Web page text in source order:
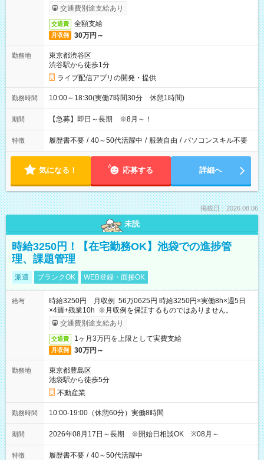
交通費別途支給あり
交通費 全額支給
月収例 30万円～
勤務地
東京都渋谷区
渋谷駅から徒歩1分
ライブ配信アプリの開発・提供
勤務時間 10:00～18:30(実働7時間30分 休憩1時間)
期間 【急募】即日～長期 ※8月～！
特徴 履歴書不要 / 40～50代活躍中 / 服装自由 / パソコンスキル不要
気になる！ 応募する 詳細へ
掲載日：2026.08.06
未読
時給3250円！【在宅勤務OK】池袋での進捗管
理、課題管理
派遣 ブランクOK WEB登録・面接OK
給与
時給3250円 月収例 56万0625円 時給3250円×実働8h×週5日
×4週+残業10h ※月収例を保証するものではありません。
交通費別途支給あり
交通費 1ヶ月3万円を上限として実費支給
月収例 30万円～
勤務地
東京都豊島区
池袋駅から徒歩5分
不動産業
勤務時間 10:00-19:00（休憩60分）実働8時間
期間 2026年08月17日～長期 ※開始日相談OK ※08月～
特徴 履歴書不要 / 40～50代活躍中